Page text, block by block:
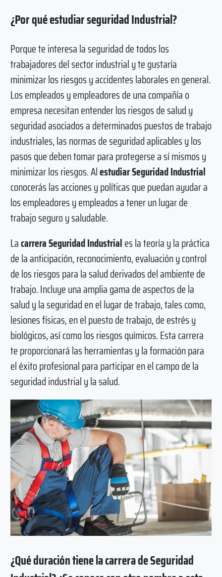
¿Por qué estudiar seguridad Industrial?
Porque te interesa la seguridad de todos los
trabajadores del sector industrial y te gustaría
minimizar los riesgos y accidentes laborales en general.
Los empleados y empleadores de una compañía o
empresa necesitan entender los riesgos de salud y
seguridad asociados a determinados puestos de trabajo
industriales, las normas de seguridad aplicables y los
pasos que deben tomar para protegerse a sí mismos y
minimizar los riesgos. Alestudiar Seguridad Industrial
conocerás las acciones y políticas que puedan ayudar a
los empleadores y empleados a tener un lugar de
trabajo seguro y saludable.
LacarreraSeguridad Industriales la teoría y la práctica
de la anticipación, reconocimiento, evaluación y control
de los riesgos para la salud derivados del ambiente de
trabajo. Incluye una amplia gama de aspectos de la
salud y la seguridad en el lugar de trabajo, tales como,
lesiones físicas, en el puesto de trabajo, de estrés y
biológicos, así como los riesgos químicos. Esta carrera
te proporcionará las herramientas y la formación para
el éxito profesional para participar en el campo de la
seguridad industrial y la salud.
¿Qué duración tiene la carrera de Seguridad